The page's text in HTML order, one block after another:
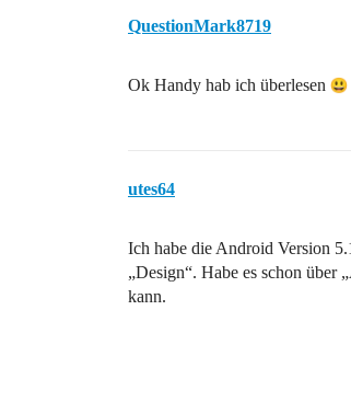
QuestionMark8719
Ok Handy hab ich überlesen
utes64
Ich habe die Android Version
„Design“. Habe es schon über
kann.